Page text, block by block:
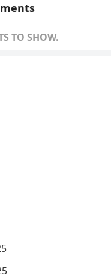
TO SHOW.